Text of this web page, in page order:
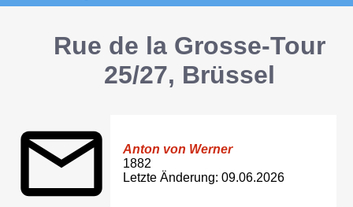
Rue de la Grosse-Tour
25/27, Brüssel
Anton von Werner
1882
Letzte Änderung: 09.06.2026